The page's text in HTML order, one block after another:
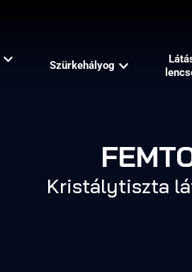
Szürkehályog
Kristálytiszta